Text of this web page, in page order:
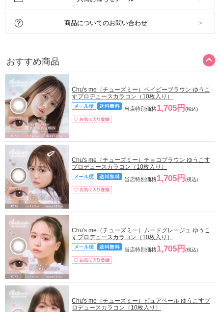
商品についてのお問い合わせ
おすすめ商品
Chu's me（チューズミー）ベイビーブラウン ゆうこ
すプロデュースカラコン（10枚入り）
当店特別価格1,705円 (税込)
Chu's me（チューズミー）チョコブラウン ゆうこす
プロデュースカラコン（10枚入り）
当店特別価格1,705円 (税込)
Chu's me（チューズミー）ムードグレージュ ゆうこ
すプロデュースカラコン（10枚入り）
当店特別価格1,705円 (税込)
Chu's me（チューズミー）ピュアベール ゆうこすプ
ロデュースカラコン（10枚入り）